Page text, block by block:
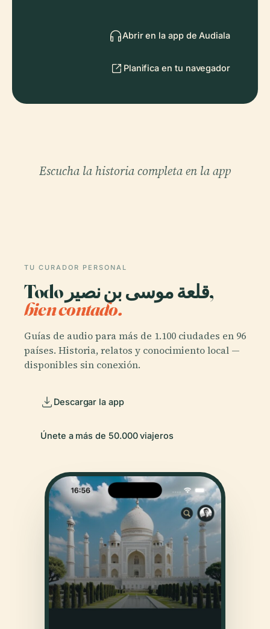
Abrir en la app de Audiala
Planifica en tu navegador
Escucha la historia completa en la app
TU CURADOR PERSONAL
Todo قلعة موسى بن نصير,
bien contado.
Guías de audio para más de 1.100 ciudades en 96
países. Historia, relatos y conocimiento local —
disponibles sin conexión.
Descargar la app
Únete a más de 50.000 viajeros